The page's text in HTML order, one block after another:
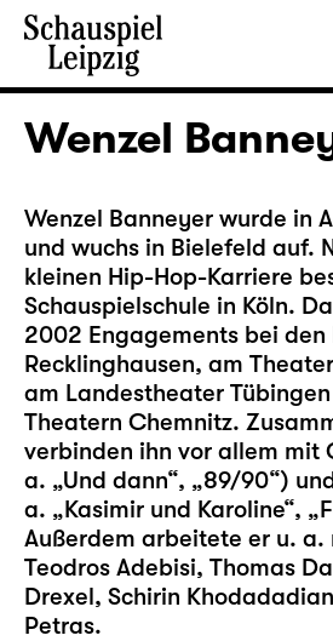
Wenzel
Wenzel Banneyer wurde in
und wuchs in Bielefeld auf.
kleinen Hip-Hop-Karriere
Schauspielschule in Köln.
2002 Engagements bei den
Recklinghausen, am
am Landestheater
Theatern Chemnitz.
verbinden ihn vor allem mit
a. „Und dann“, „89/90“)
a. „Kasimir und Karoline“,
Außerdem arbeitete er u. a.
Teodros Adebisi, Thomas
Drexel, Schirin
Petras.